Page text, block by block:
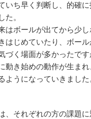
いち早く判断し、的確
た。
はボールが出てから少
はじめていたり、ボー
づく場面が多かったで
動き始めの動作が生ま
ようになっていきました
、それぞれの方の課題に